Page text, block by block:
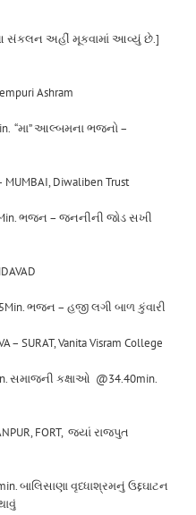
સંકલન અહીં મૂકવામાં આવ્યું છે.]
Ashram
“મા” આલ્બમના ભજનો –
MUMBAI, Diwaliben Trust
ભજન – જનનીની જોડ સખી
ભજન – હજી લગી બાળ કુંવારી
– SURAT, Vanita Visram College
સમાજની કક્ષાઓ @34.40min.
FORT, જ્યાં રાજપુત
બાલિસાણા વૃધ્ધાશ્રમનું ઉદ્દઘાટન